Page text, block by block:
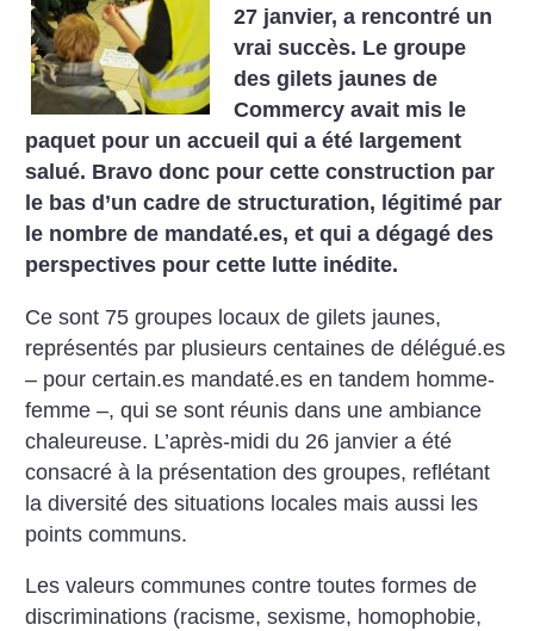
27 janvier, a rencontré un
vrai succès. Le groupe
des gilets jaunes de
Commercy avait mis le
paquet pour un accueil qui a été largement
salué. Bravo donc pour cette construction par
le bas d’un cadre de structuration, légitimé par
le nombre de mandaté.es, et qui a dégagé des
perspectives pour cette lutte inédite.
Ce sont 75 groupes locaux de gilets jaunes,
représentés par plusieurs centaines de délégué.es
– pour certain.es mandaté.es en tandem homme-
femme –, qui se sont réunis dans une ambiance
chaleureuse. L’après-midi du 26 janvier a été
consacré à la présentation des groupes, reflétant
la diversité des situations locales mais aussi les
points communs.
Les valeurs communes contre toutes formes de
discriminations (racisme, sexisme, homophobie,